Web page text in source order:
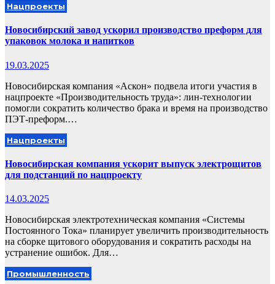
Нацпроекты
Новосибирский завод ускорил производство преформ для
упаковок молока и напитков
19.03.2025
Новосибирская компания «Аскон» подвела итоги участия в
нацпроекте «Производительность труда»: лин-технологии
помогли сократить количество брака и время на производство
ПЭТ-преформ.…
Нацпроекты
Новосибирская компания ускорит выпуск электрощитов
для подстанций по нацпроекту
14.03.2025
Новосибирская электротехническая компания «Системы
Постоянного Тока» планирует увеличить производительность
на сборке щитового оборудования и сократить расходы на
устранение ошибок. Для…
Промышленность